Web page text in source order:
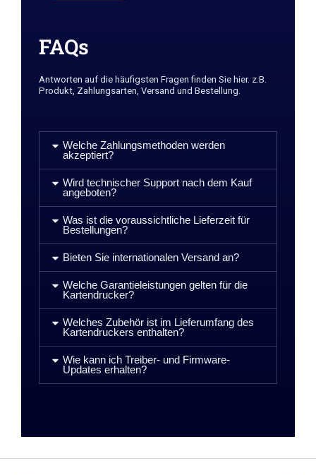
FAQs
Antworten auf die häufigsten Fragen finden Sie hier. z.B.
Produkt, Zahlungsarten, Versand und Bestellung.
Welche Zahlungsmethoden werden
akzeptiert?
Wird technischer Support nach dem Kauf
angeboten?
Was ist die voraussichtliche Lieferzeit für
Bestellungen?
Bieten Sie internationalen Versand an?
Welche Garantieleistungen gelten für die
Kartendrucker?
Welches Zubehör ist im Lieferumfang des
Kartendruckers enthalten?
Wie kann ich Treiber- und Firmware-
Updates erhalten?